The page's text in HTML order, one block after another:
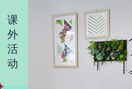
课
外
活
动